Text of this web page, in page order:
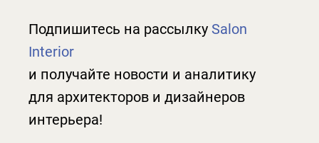
Подпишитесь на рассылку Salon
Interior
и получайте новости и аналитику
для архитекторов и дизайнеров
интерьера!